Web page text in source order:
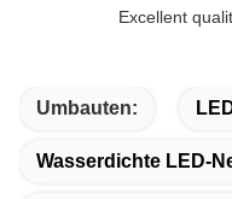
Excellent
Umbauten:
Wasserdichte LED-